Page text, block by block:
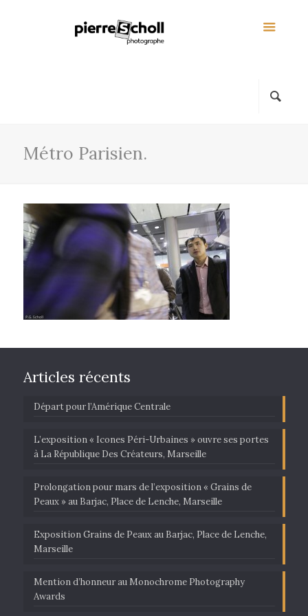
Métro Parisien.
Articles récents
Départ pour l’Amérique Centrale
L’exposition « Icones Péri-Urbaines » ouvre ses portes
à La République Des Créateurs, Marseille
Prolongation pour mars de l’exposition « Grains de
Peaux » au Barjac, Place de Lenche, Marseille
Exposition Grains de Peaux au Barjac, Place de Lenche,
Marseille
Mention d’honneur au Monochrome Photography
Awards